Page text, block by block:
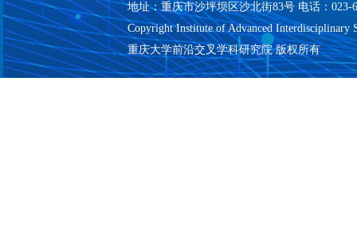
地址：重庆市沙坪坝区沙北街83号 电话：023-
Copyright Institute of Advanced Interdisciplinary
重庆大学前沿交叉学科研究院 版权所有